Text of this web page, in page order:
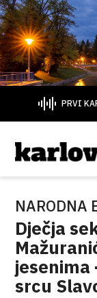
PRVI
NARODNA
Dječja
jesenima
srcu